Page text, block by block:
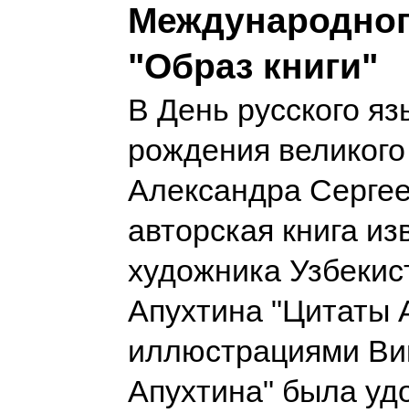
"Образ книги"
В День русского
рождения
Александра
авторская книга
художника
Апухтина "Цитаты
иллюстрациями
Апухтина" была